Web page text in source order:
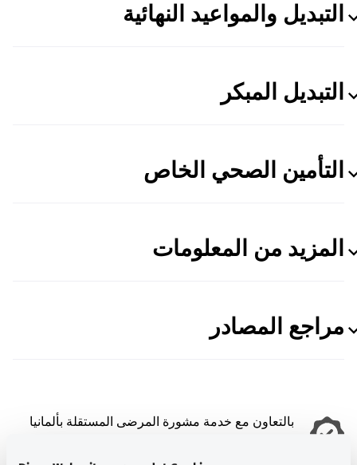
التبديل والمواعيد النهائية
التبديل المبكر
التأمين الصحي الخاص
المزيد من المعلومات
مراجع المصادر
بالتعاون مع خدمة مشورة المرضى المستقلة بألمانيا